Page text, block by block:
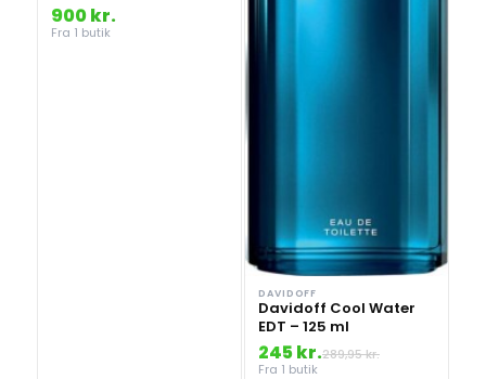
900 kr.
Fra 1 butik
DAVIDOFF
Davidoff Cool Water
EDT – 125 ml
245 kr.289,95 kr.
Fra 1 butik